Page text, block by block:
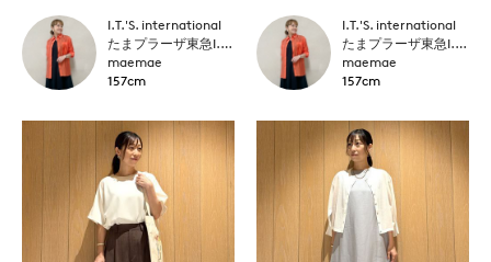
I.T.'S. international
たまプラーザ東急I.T.'S.international
maemae
157cm
I.T.'S. international
たまプラーザ東急I.T.'S.international
maemae
157cm